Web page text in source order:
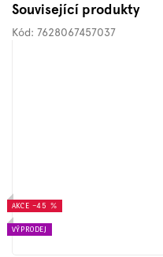
Související produkty
AKCE –45 %
VÝPRODEJ
Kód: 7628067457037